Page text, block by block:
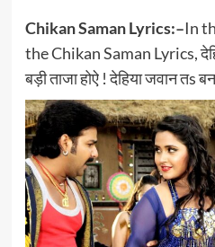
Chikan Saman Lyrics:–In
the Chikan Saman Lyrics,
बड़ी ताजा होऐ ! देहिया जवान तs